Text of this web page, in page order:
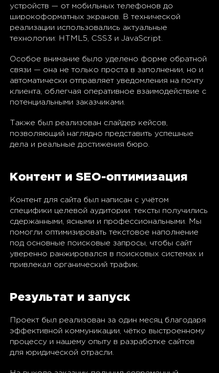
устройств — от мобильных телефонов до
широкоформатных экранов. В технической
реализации использовались актуальные
технологии: HTML5, CSS3 и JavaScript.
Особое внимание было уделено форме обратной
связи — она не только проста в заполнении, но и
автоматически отправляет уведомления на почту
клиента, облегчая оперативное взаимодействие с
потенциальными заказчиками.
Также был реализован слайдер кейсов,
позволяющий наглядно представить успешные
дела и реальные достижения бюро.
Контент и SEO-оптимизация
Контент для сайта был написан с учётом
специфики целевой аудитории: тексты получились
сдержанными, ясными и профессиональными. Мы
помогли оптимизировать текстовое наполнение
под основные поисковые запросы, чтобы сайт
уверенно ранжировался в поисковых системах и
привлекал органический трафик.
Результат и запуск
Проект был реализован за один месяц благодаря
эффективной коммуникации, чётко выстроенному
процессу и нашему опыту в разработке сайтов
для юридической отрасли.